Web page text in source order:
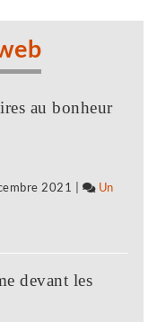
au bonheur
2021
Un
devant les